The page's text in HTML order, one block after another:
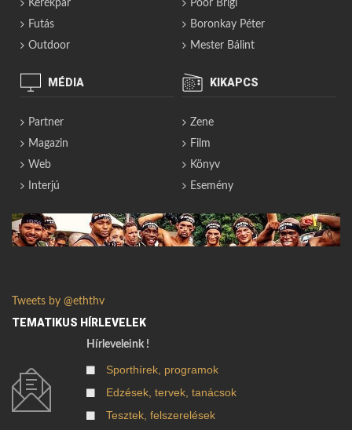
Kerékpár
Futás
Outdoor
Poór Brigi
Boronkay Péter
Mester Bálint
MÉDIA
Partner
Magazin
Web
Interjú
KIKAPCS
Zene
Film
Könyv
Esemény
Tweets by @eththv
TEMATIKUS HÍRLEVELEK
Hírleveleink !
Sporthírek, programok
Edzések, tervek, tanácsok
Tesztek, felszerelések